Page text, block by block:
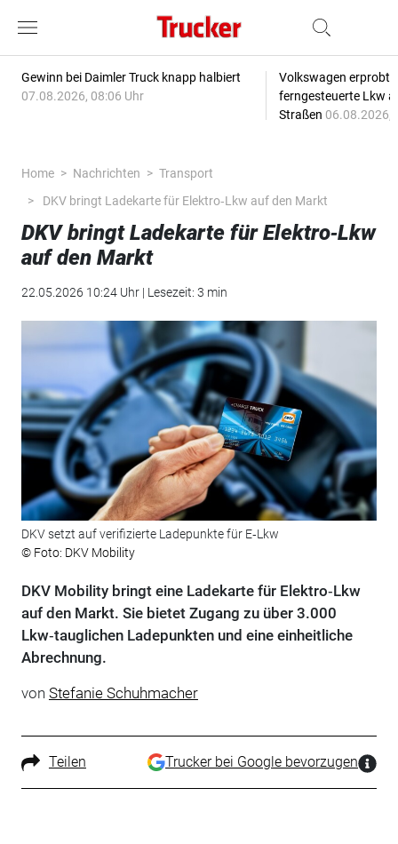
Gewinn bei Daimler Truck knapp halbiert
07.08.2026, 08:06 Uhr
Volkswagen erprobt
ferngesteuerte Lkw
Straßen 06.08.2026,
Home Nachrichten
Transport
DKV bringt Ladekarte für Elektro‑Lkw auf den Markt
DKV bringt Ladekarte für Elektro‑Lkw
auf den Markt
22.05.2026 10:24 Uhr | Lesezeit: 3 min
DKV setzt auf verifizierte Ladepunkte für E‑Lkw
© Foto: DKV Mobility
DKV Mobility bringt eine Ladekarte für Elektro‑Lkw
auf den Markt. Sie bietet Zugang zu über 3.000
Lkw‑tauglichen Ladepunkten und eine einheitliche
Abrechnung.
von Stefanie Schuhmacher
Teilen Trucker bei Google bevorzugen